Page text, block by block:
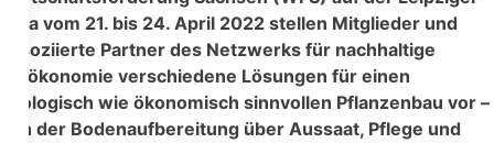
agra vom 21. bis 24. April 2022 stellen Mitglieder und
assoziierte Partner des Netzwerks für nachhaltige
Bioökonomie verschiedene Lösungen für einen
ökologisch wie ökonomisch sinnvollen Pflanzenbau vor –
von der Bodenaufbereitung über Aussaat, Pflege und